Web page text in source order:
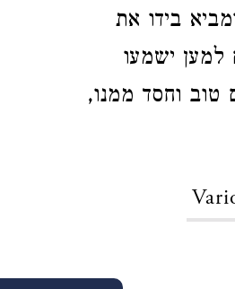
בידו את
ישמעו
וחסד ממנו,